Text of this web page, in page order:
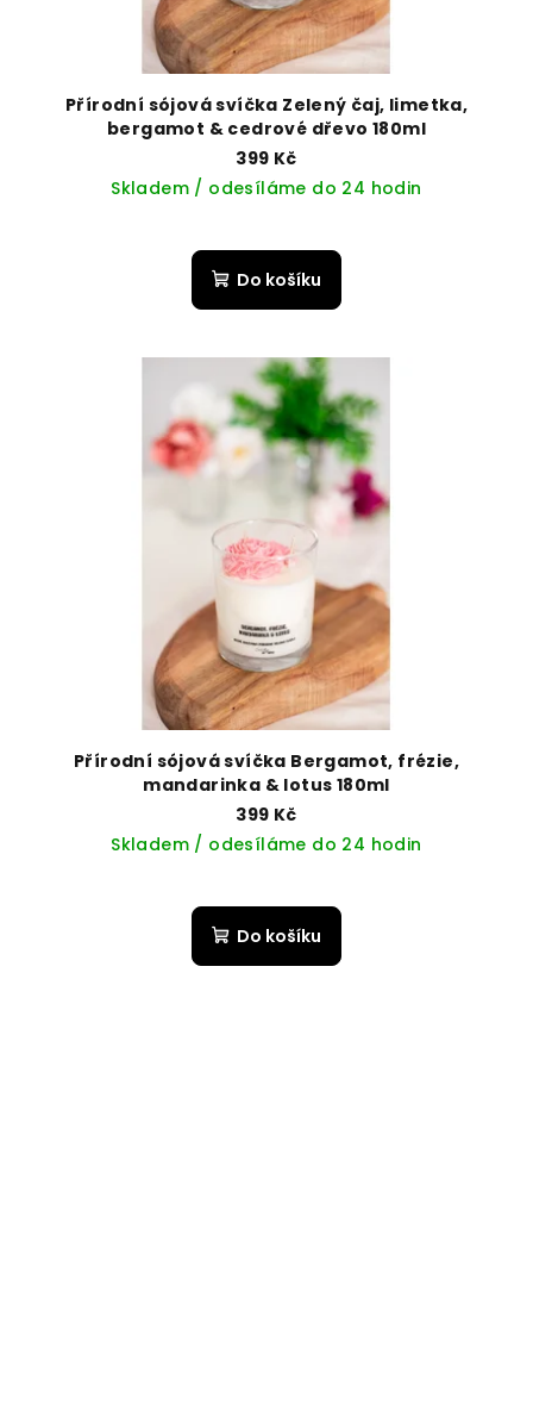
Přírodní sójová svíčka Zelený čaj, limetka,
bergamot & cedrové dřevo 180ml
399 Kč
Skladem / odesíláme do 24 hodin
Do košíku
Přírodní sójová svíčka Bergamot, frézie,
mandarinka & lotus 180ml
399 Kč
Skladem / odesíláme do 24 hodin
Do košíku